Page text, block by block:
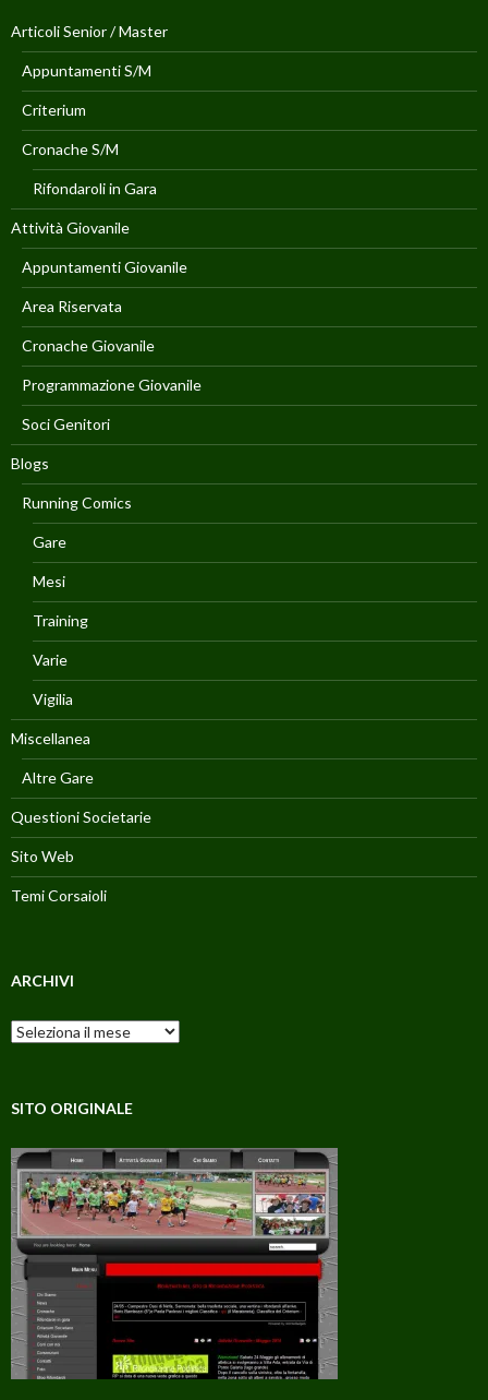
Articoli Senior / Master
Appuntamenti S/M
Criterium
Cronache S/M
Rifondaroli in Gara
Attività Giovanile
Appuntamenti Giovanile
Area Riservata
Cronache Giovanile
Programmazione Giovanile
Soci Genitori
Blogs
Running Comics
Gare
Mesi
Training
Varie
Vigilia
Miscellanea
Altre Gare
Questioni Societarie
Sito Web
Temi Corsaioli
ARCHIVI
Archivi
SITO ORIGINALE